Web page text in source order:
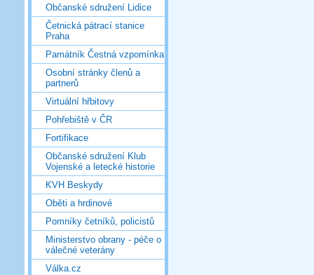
Občanské sdružení Lidice
Četnická pátrací stanice
Praha
Památník Čestná vzpomínka
Osobní stránky členů a
partnerů
Virtuální hřbitovy
Pohřebiště v ČR
Fortifikace
Občanské sdružení Klub
Vojenské a letecké historie
KVH Beskydy
Oběti a hrdinové
Pomníky četníků, policistů
Ministerstvo obrany - péče o
válečné veterány
Válka.cz